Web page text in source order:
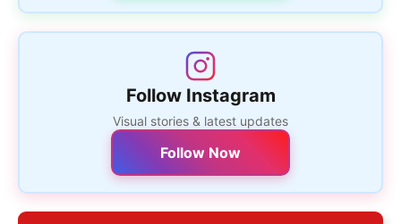
Follow Instagram
Visual stories & latest updates
Follow Now